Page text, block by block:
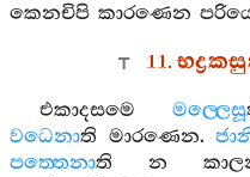
කෙනචිපි කාරණෙන
11.
එකාදසමෙ මල‍්ලෙසූ
වධෙනාති මාරණෙන.
පත‍්තෙනාති න